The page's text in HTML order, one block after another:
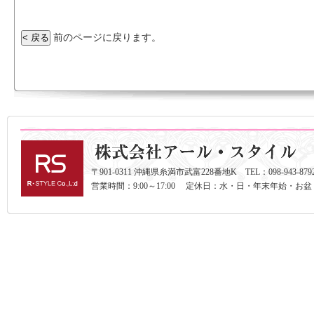
前のページに戻ります。
〒901-0311 沖縄県糸満市武富228番地K TEL：098-943-
営業時間：9:00～17:00 定休日：水・日・年末年始・お